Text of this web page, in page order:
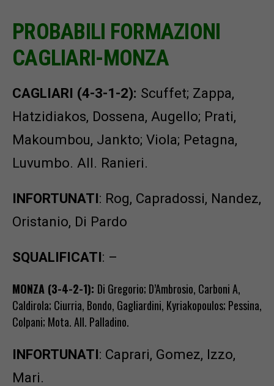
PROBABILI FORMAZIONI
CAGLIARI-MONZA
CAGLIARI (4-3-1-2): Scuffet; Zappa,
Hatzidiakos, Dossena, Augello; Prati,
Makoumbou, Jankto; Viola; Petagna,
Luvumbo. All. Ranieri.
INFORTUNATI: Rog, Capradossi, Nandez,
Oristanio, Di Pardo
SQUALIFICATI: –
MONZA (3-4-2-1): Di Gregorio; D’Ambrosio, Carboni A,
Caldirola; Ciurria, Bondo, Gagliardini, Kyriakopoulos; Pessina,
Colpani; Mota. All. Palladino.
INFORTUNATI: Caprari, Gomez, Izzo,
Mari.